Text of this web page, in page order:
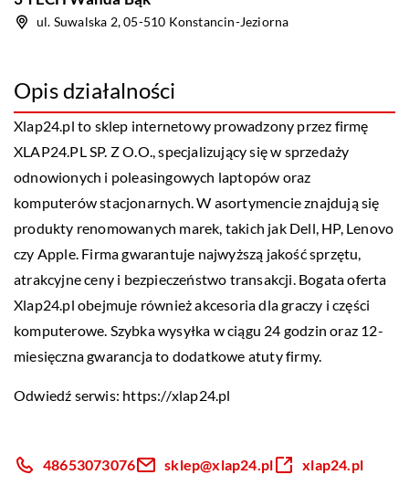
ul. Suwalska 2, 05-510 Konstancin-Jeziorna
Opis działalności
Xlap24.pl to sklep internetowy prowadzony przez firmę
XLAP24.PL SP. Z O.O., specjalizujący się w sprzedaży
odnowionych i poleasingowych laptopów oraz
komputerów stacjonarnych. W asortymencie znajdują się
produkty renomowanych marek, takich jak Dell, HP, Lenovo
czy Apple. Firma gwarantuje najwyższą jakość sprzętu,
atrakcyjne ceny i bezpieczeństwo transakcji. Bogata oferta
Xlap24.pl obejmuje również akcesoria dla graczy i części
komputerowe. Szybka wysyłka w ciągu 24 godzin oraz 12-
miesięczna gwarancja to dodatkowe atuty firmy.
Odwiedź serwis: https://xlap24.pl
48653073076 sklep@xlap24.pl xlap24.pl